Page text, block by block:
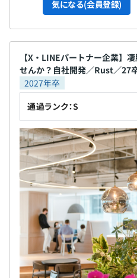
気になる(会員登録)
【X・LINEパートナー企業】
せんか？自社開発／Rust／27
2027年卒
通過ランク：S